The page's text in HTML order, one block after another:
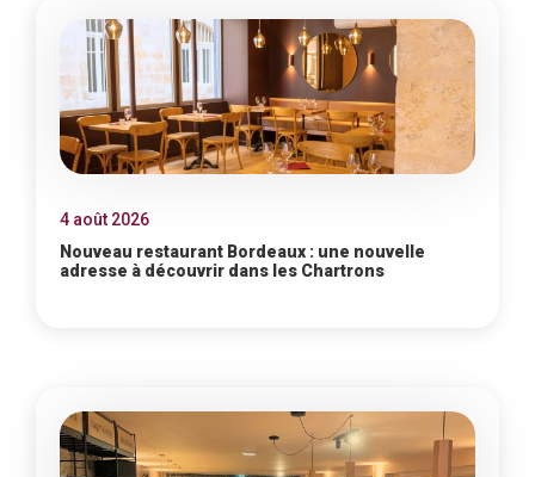
4 août 2026
Nouveau restaurant Bordeaux : une nouvelle
adresse à découvrir dans les Chartrons